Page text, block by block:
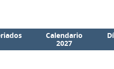
Calendario
2027